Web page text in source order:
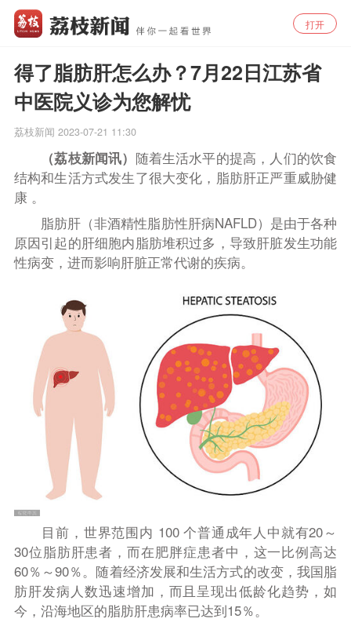
打开
得了脂肪肝怎么办？7月22日江苏省
中医院义诊为您解忧
荔枝新闻 2023-07-21 11:30
（荔枝新闻讯） 随着生活水平的提高，人们的饮食
结构和生活方式发生了很大变化，脂肪肝正严重威胁健
康 。
脂肪肝（非酒精性脂肪性肝病NAFLD）是由于各种
原因引起的肝细胞内脂肪堆积过多，导致肝脏发生功能
性病变，进而影响肝脏正常代谢的疾病。
目前，世界范围内 100 个普通成年人中就有20～
30位脂肪肝患者，而在肥胖症患者中，这一比例高达
60％～90％。随着经济发展和生活方式的改变，我国脂
肪肝发病人数迅速增加，而且呈现出低龄化趋势，如
今，沿海地区的脂肪肝患病率已达到15％。